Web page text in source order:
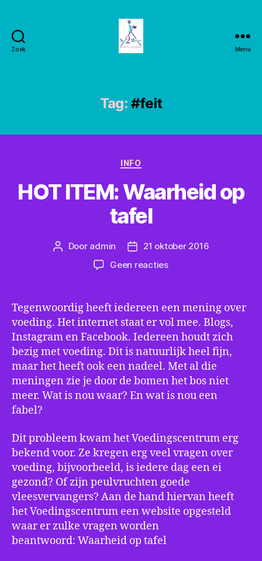
Zoek Menu
Tag: #feit
Categorieën
INFO
HOT ITEM: Waarheid op
tafel
Berichtauteur
Door admin Berichtdatum
21 oktober 2016
Geen reactiesop
Waarheid
op
tafel
Tegenwoordig heeft iedereen een mening over
voeding. Het internet staat er vol mee. Blogs,
Instagram en Facebook. Iedereen houdt zich
bezig met voeding. Dit is natuurlijk heel fijn,
maar het heeft ook een nadeel. Met al die
meningen zie je door de bomen het bos niet
meer. Wat is nou waar? En wat is nou een
fabel?
Dit probleem kwam het Voedingscentrum erg
bekend voor. Ze kregen erg veel vragen over
voeding, bijvoorbeeld, is iedere dag een ei
gezond? Of zijn peulvruchten goede
vleesvervangers? Aan de hand hiervan heeft
het Voedingscentrum een website opgesteld
waar er zulke vragen worden
beantwoord: Waarheid op tafel